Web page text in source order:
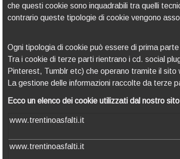
che questi cookie sono inquadrabili tra quelli
contrario queste tipologie di cookie vengono
Ogni tipologia di cookie può essere di prima
Tra i cookie di terze parti rientrano i cd. social
Pinterest, Tumblr etc) che operano tramite il
La gestione delle informazioni raccolte da terze
Ecco un elenco dei cookie utilizzati dal nostro sito
www.trentinoasfalti.it
www.trentinoasfalti.it